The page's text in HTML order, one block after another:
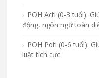
POH Acti (0-3 tuổi):
động, ngôn ngữ toàn
POH Poti (0-6 tuổi):
luật tích cực